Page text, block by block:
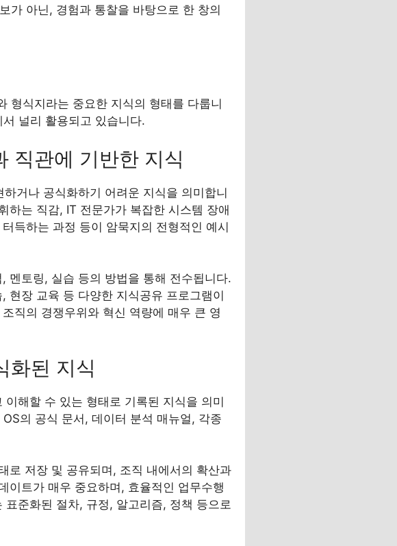
가 아닌, 경험과 통찰을 바탕으로 한 창의
형식지라는 중요한 지식의 형태를 다룹니
널리 활용되고 있습니다.
직관에 기반한 지식
거나 공식화하기 어려운 지식을 의미합니
하는 직감, IT 전문가가 복잡한 시스템 장애
득하는 과정 등이 암묵지의 전형적인 예시
멘토링, 실습 등의 방법을 통해 전수됩니다.
현장 교육 등 다양한 지식공유 프로그램이
직의 경쟁우위와 혁신 역량에 매우 큰 영
화된 지식
해할 수 있는 형태로 기록된 지식을 의미
의 공식 문서, 데이터 분석 매뉴얼, 각종
로 저장 및 공유되며, 조직 내에서의 확산과
이트가 매우 중요하며, 효율적인 업무수행
준화된 절차, 규정, 알고리즘, 정책 등으로